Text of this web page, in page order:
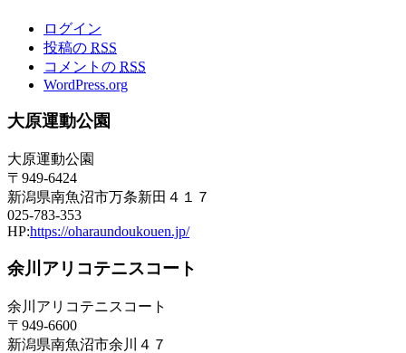
ログイン
投稿の RSS
コメントの RSS
WordPress.org
大原運動公園
大原運動公園
〒949-6424
新潟県南魚沼市万条新田４１７
025-783-353
HP:https://oharaundoukouen.jp/
余川アリコテニスコート
余川アリコテニスコート
〒949-6600
新潟県南魚沼市余川４７